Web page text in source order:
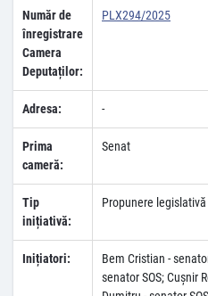
Număr de
înregistrare
Camera
Deputaților:
PLX294/2025
Adresa: -
Prima
cameră:
Senat
Tip
inițiativă:
Propunere legislativă
Inițiatori:
Bem Cristian -
senator SOS; Cușnir